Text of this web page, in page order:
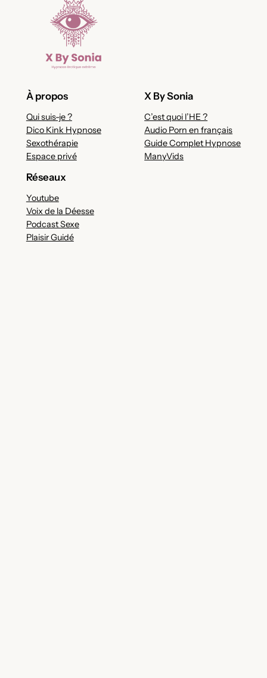
À propos
Qui suis-je ?
Dico Kink Hypnose
Sexothérapie
Espace privé
X By Sonia
C’est quoi l’HE ?
Audio Porn en français
Guide Complet Hypnose
ManyVids
Réseaux
Youtube
Voix de la Déesse
Podcast Sexe
Plaisir Guidé